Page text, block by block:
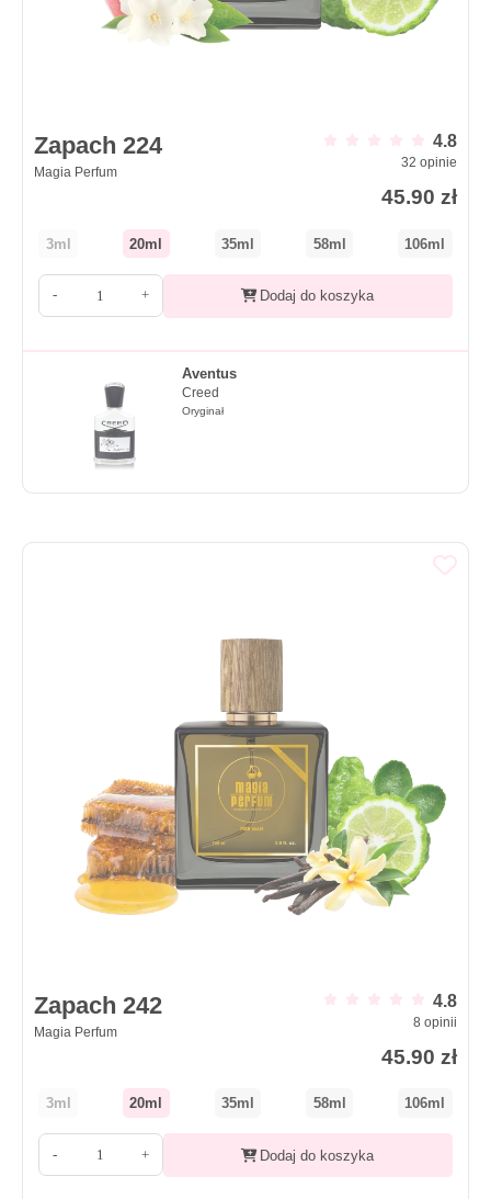
Zapach 224
Magia Perfum
4.8
32 opinie
45.90 zł
3ml 20ml 35ml 58ml 106ml
- + Dodaj do koszyka
Aventus
Creed
Oryginał
Zapach 242
Magia Perfum
4.8
8 opinii
45.90 zł
3ml 20ml 35ml 58ml 106ml
- + Dodaj do koszyka